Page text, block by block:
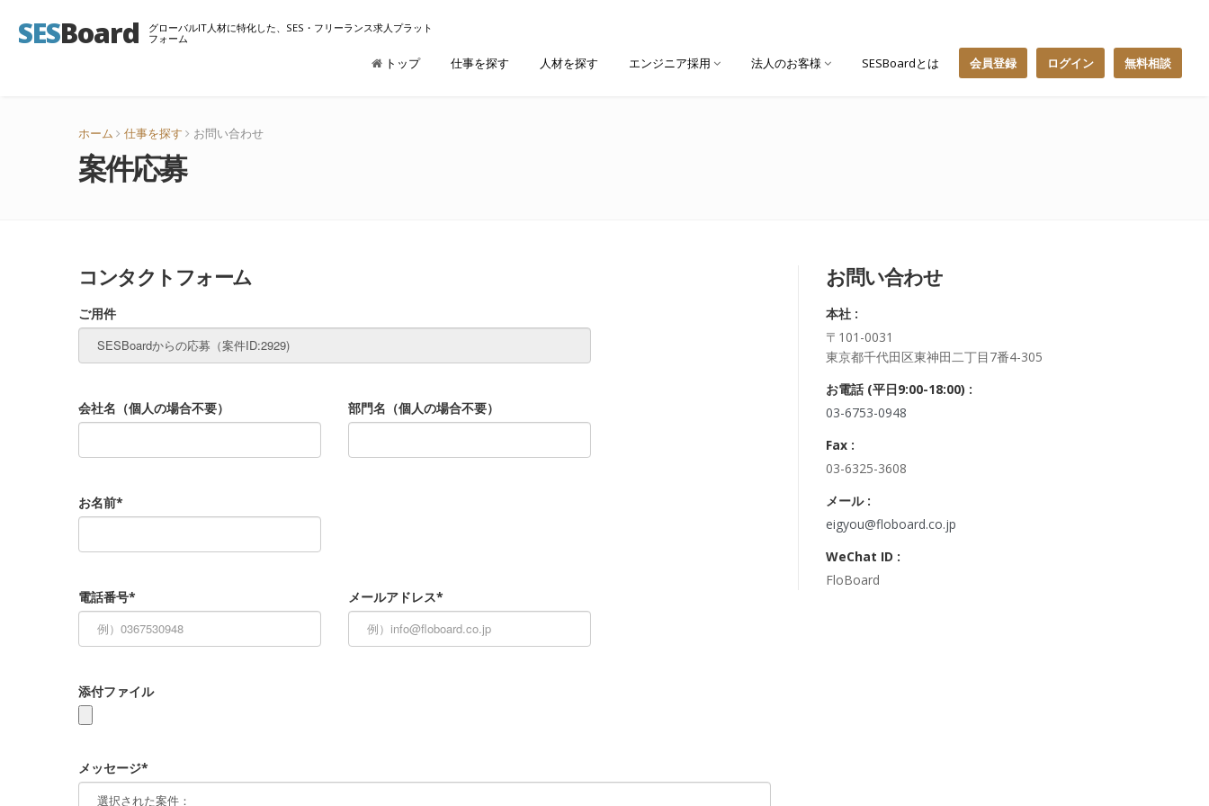
SESBoard
グローバルIT人材に特化した、SES・フリーランス求人プラット
フォーム
トップ 仕事を探す 人材を探す エンジニア採用 法人のお客様 SESBoardとは 会員登録 ログイン 無料相談
ホーム 仕事を探す お問い合わせ
案件応募
コンタクトフォーム
ご用件
会社名（個人の場合不要） 部門名（個人の場合不要）
お名前*
電話番号* メールアドレス*
添付ファイル
メッセージ*
お問い合わせ
本社 :
〒101-0031
東京都千代田区東神田二丁目7番4-305
お電話 (平日9:00-18:00) :
03-6753-0948
Fax :
03-6325-3608
メール :
eigyou@floboard.co.jp
WeChat ID :
FloBoard